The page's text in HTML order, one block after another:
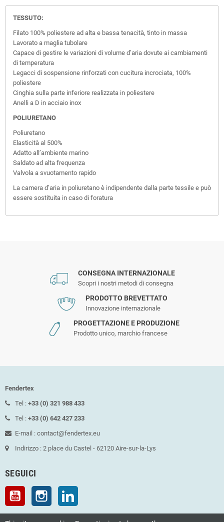
TESSUTO:
Filato 100% poliestere ad alta e bassa tenacità, tinto in massa
Lavorato a maglia tubolare
Capace di gestire le variazioni di volume d’aria dovute ai cambiamenti
di temperatura
Legacci di sospensione rinforzati con cucitura incrociata, 100%
poliestere
Cinghia sulla parte inferiore realizzata in poliestere
Anelli a D in acciaio inox
POLIURETANO
Poliuretano
Elasticità al 500%
Adatto all’ambiente marino
Saldato ad alta frequenza
Valvola a svuotamento rapido
La camera d’aria in poliuretano è indipendente dalla parte tessile e può
essere sostituita in caso di foratura
CONSEGNA INTERNAZIONALE
Scopri i nostri metodi di consegna
PRODOTTO BREVETTATO
Innovazione internazionale
PROGETTAZIONE E PRODUZIONE
Prodotto unico, marchio francese
Fendertex
Tel : +33 (0) 321 988 433
Tel : +33 (0) 642 427 233
E-mail : contact@fendertex.eu
Indirizzo : 2 place du Castel - 62120 Aire-sur-la-Lys
SEGUICI
YouTube Instagram